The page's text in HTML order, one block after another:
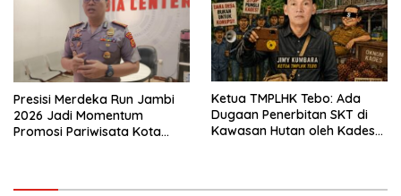
Presisi Merdeka Run Jambi
2026 Jadi Momentum
Promosi Pariwisata Kota
Ketua TMPLHK Tebo: Ada
Dugaan Penerbitan SKT di
Kawasan Hutan oleh Kades